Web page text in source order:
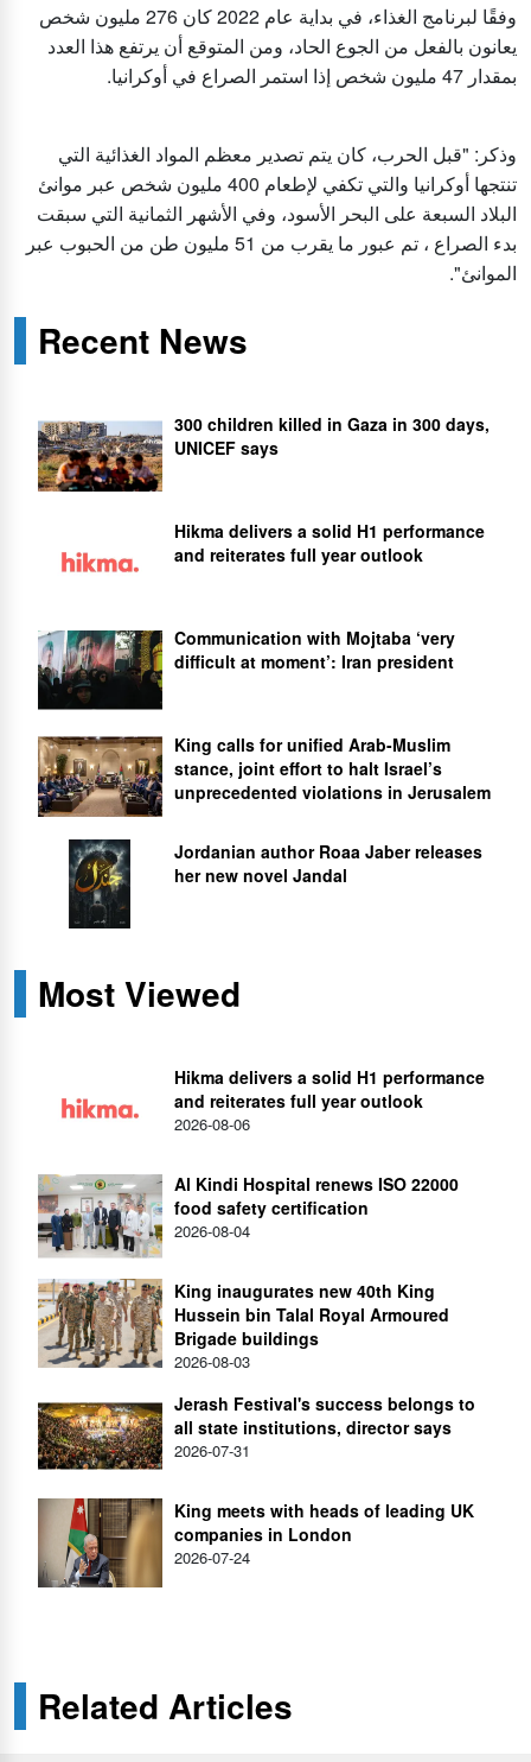
وفقًا لبرنامج الغذاء، في بداية عام 2022 كان 276 مليون شخص
يعانون بالفعل من الجوع الحاد، ومن المتوقع أن يرتفع هذا العدد
بمقدار 47 مليون شخص إذا استمر الصراع في أوكرانيا.
وذكر: "قبل الحرب، كان يتم تصدير معظم المواد الغذائية التي
تنتجها أوكرانيا والتي تكفي لإطعام 400 مليون شخص عبر موانئ
البلاد السبعة على البحر الأسود، وفي الأشهر الثمانية التي سبقت
بدء الصراع ، تم عبور ما يقرب من 51 مليون طن من الحبوب عبر
الموانئ".
Recent News
300 children killed in Gaza in 300 days,
UNICEF says
Hikma delivers a solid H1 performance
and reiterates full year outlook
Communication with Mojtaba ‘very
difficult at moment’: Iran president
King calls for unified Arab-Muslim
stance, joint effort to halt Israel’s
unprecedented violations in Jerusalem
Jordanian author Roaa Jaber releases
her new novel Jandal
Most Viewed
Hikma delivers a solid H1 performance
and reiterates full year outlook
2026-08-06
Al Kindi Hospital renews ISO 22000
food safety certification
2026-08-04
King inaugurates new 40th King
Hussein bin Talal Royal Armoured
Brigade buildings
2026-08-03
Jerash Festival's success belongs to
all state institutions, director says
2026-07-31
King meets with heads of leading UK
companies in London
2026-07-24
Related Articles